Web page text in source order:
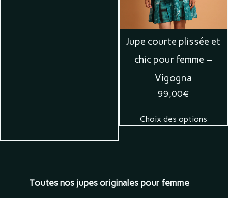
Jupe courte plissée et
chic pour femme –
Vigogna
99,00€
Choix des options
Toutes nos jupes originales pour femme